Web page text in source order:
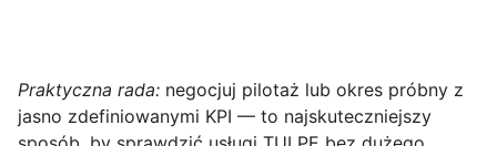
Praktyczna rada: negocjuj pilotaż lub okres próbny z
jasno zdefiniowanymi KPI — to najskuteczniejszy